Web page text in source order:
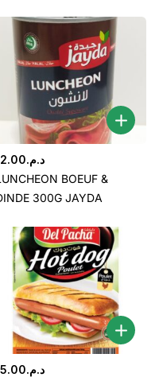
د.م.
BOEUF &
300G JAYDA
د.م.